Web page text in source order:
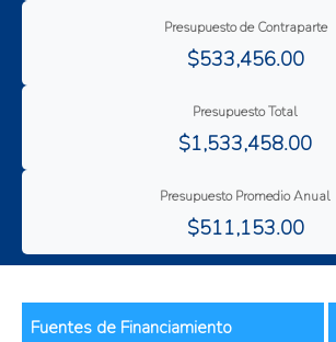
Presupuesto de Contraparte
$533,456.00
Presupuesto Total
$1,533,458.00
Presupuesto Promedio Anual
$511,153.00
Fuentes de Financiamiento